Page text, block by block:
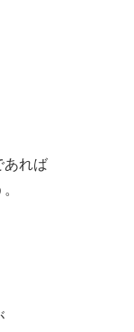
あれば